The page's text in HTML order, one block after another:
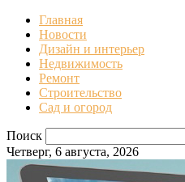
Главная
Новости
Дизайн и интерьер
Недвижимость
Ремонт
Строительство
Сад и огород
Поиск
Четверг, 6 августа, 2026